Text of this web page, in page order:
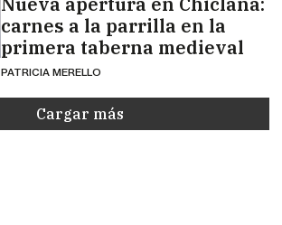
carnes a la parrilla en la
primera taberna medieval
PATRICIA MERELLO
Cargar más